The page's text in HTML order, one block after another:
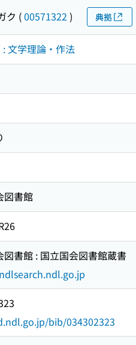
ク (00571322 ) 典拠
文学理論・作法
図書館
図書館 : 国立国会図書館蔵書
bib/034302323